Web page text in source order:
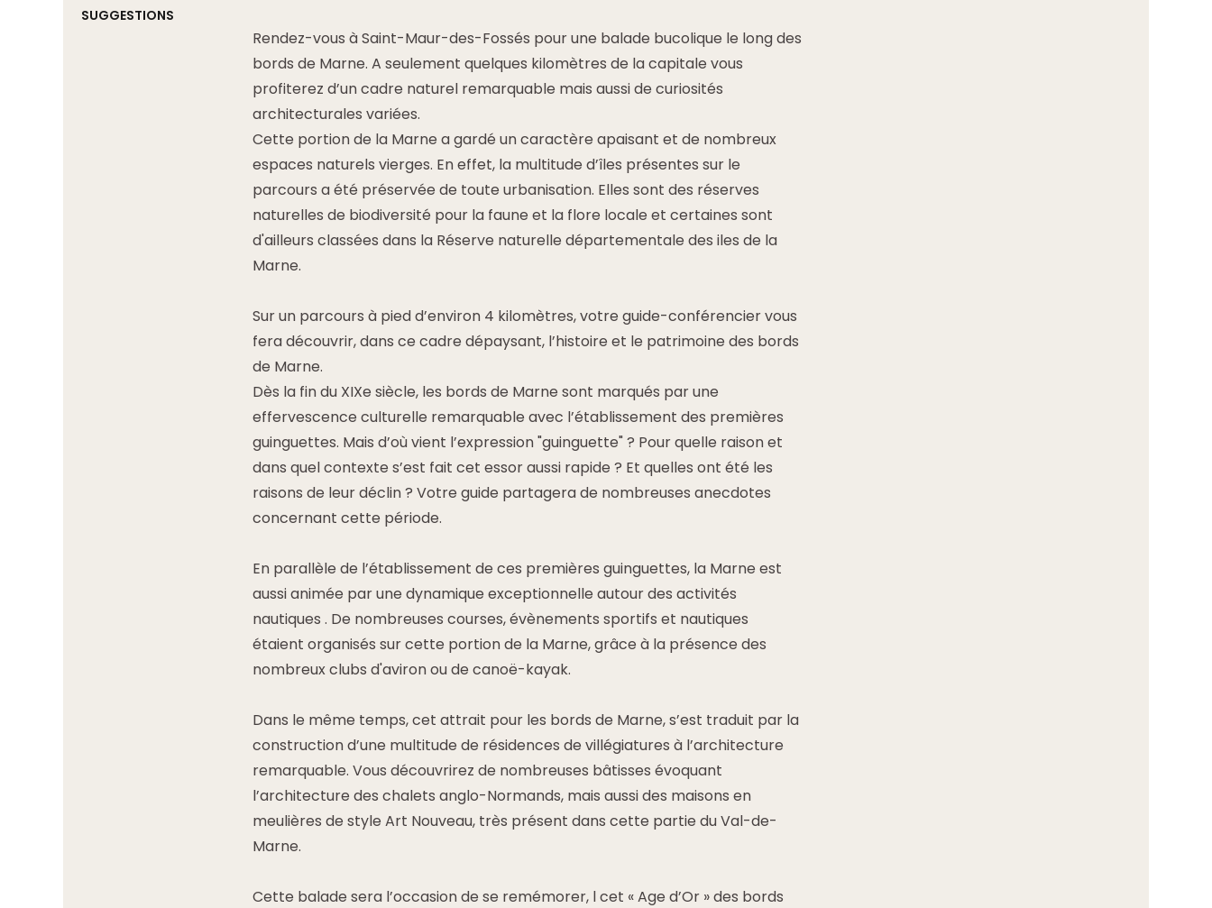
SUGGESTIONS
Rendez-vous à Saint-Maur-des-Fossés pour une balade bucolique le long des
bords de Marne. A seulement quelques kilomètres de la capitale vous
profiterez d’un cadre naturel remarquable mais aussi de curiosités
architecturales variées.
Cette portion de la Marne a gardé un caractère apaisant et de nombreux
espaces naturels vierges. En effet, la multitude d’îles présentes sur le
parcours a été préservée de toute urbanisation. Elles sont des réserves
naturelles de biodiversité pour la faune et la flore locale et certaines sont
d'ailleurs classées dans la Réserve naturelle départementale des iles de la
Marne.
Sur un parcours à pied d’environ 4 kilomètres, votre guide-conférencier vous
fera découvrir, dans ce cadre dépaysant, l’histoire et le patrimoine des bords
de Marne.
Dès la fin du XIXe siècle, les bords de Marne sont marqués par une
effervescence culturelle remarquable avec l’établissement des premières
guinguettes. Mais d’où vient l’expression "guinguette" ? Pour quelle raison et
dans quel contexte s’est fait cet essor aussi rapide ? Et quelles ont été les
raisons de leur déclin ? Votre guide partagera de nombreuses anecdotes
concernant cette période.
En parallèle de l’établissement de ces premières guinguettes, la Marne est
aussi animée par une dynamique exceptionnelle autour des activités
nautiques . De nombreuses courses, évènements sportifs et nautiques
étaient organisés sur cette portion de la Marne, grâce à la présence des
nombreux clubs d'aviron ou de canoë-kayak.
Dans le même temps, cet attrait pour les bords de Marne, s’est traduit par la
construction d’une multitude de résidences de villégiatures à l’architecture
remarquable. Vous découvrirez de nombreuses bâtisses évoquant
l’architecture des chalets anglo-Normands, mais aussi des maisons en
meulières de style Art Nouveau, très présent dans cette partie du Val-de-
Marne.
Cette balade sera l’occasion de se remémorer, l cet « Age d’Or » des bords